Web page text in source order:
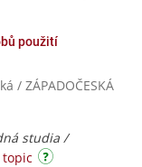
použití
/ ZÁPADOČESKÁ
studia /